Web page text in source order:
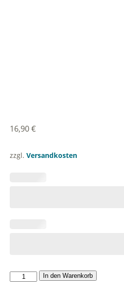
16,90€
zzgl. Versandkosten
Serviette
In den Warenkorb